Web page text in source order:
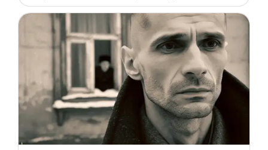
отличаются и сколько стоят. А для тех, кто
предпочитает гулять в одиночестве, мы
составили подробный путеводитель по
адресам романа с историческим контекстом.
Булгаковская Москва в 2026 году: почему
это всё еще актуально? Булгаковская
экскурсия сегодня…